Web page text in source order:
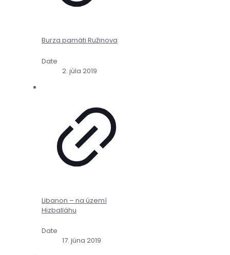
Burza pamäti Ružinova
Date
2. júla 2019
Libanon – na území
Hizballáhu
Date
17. júna 2019